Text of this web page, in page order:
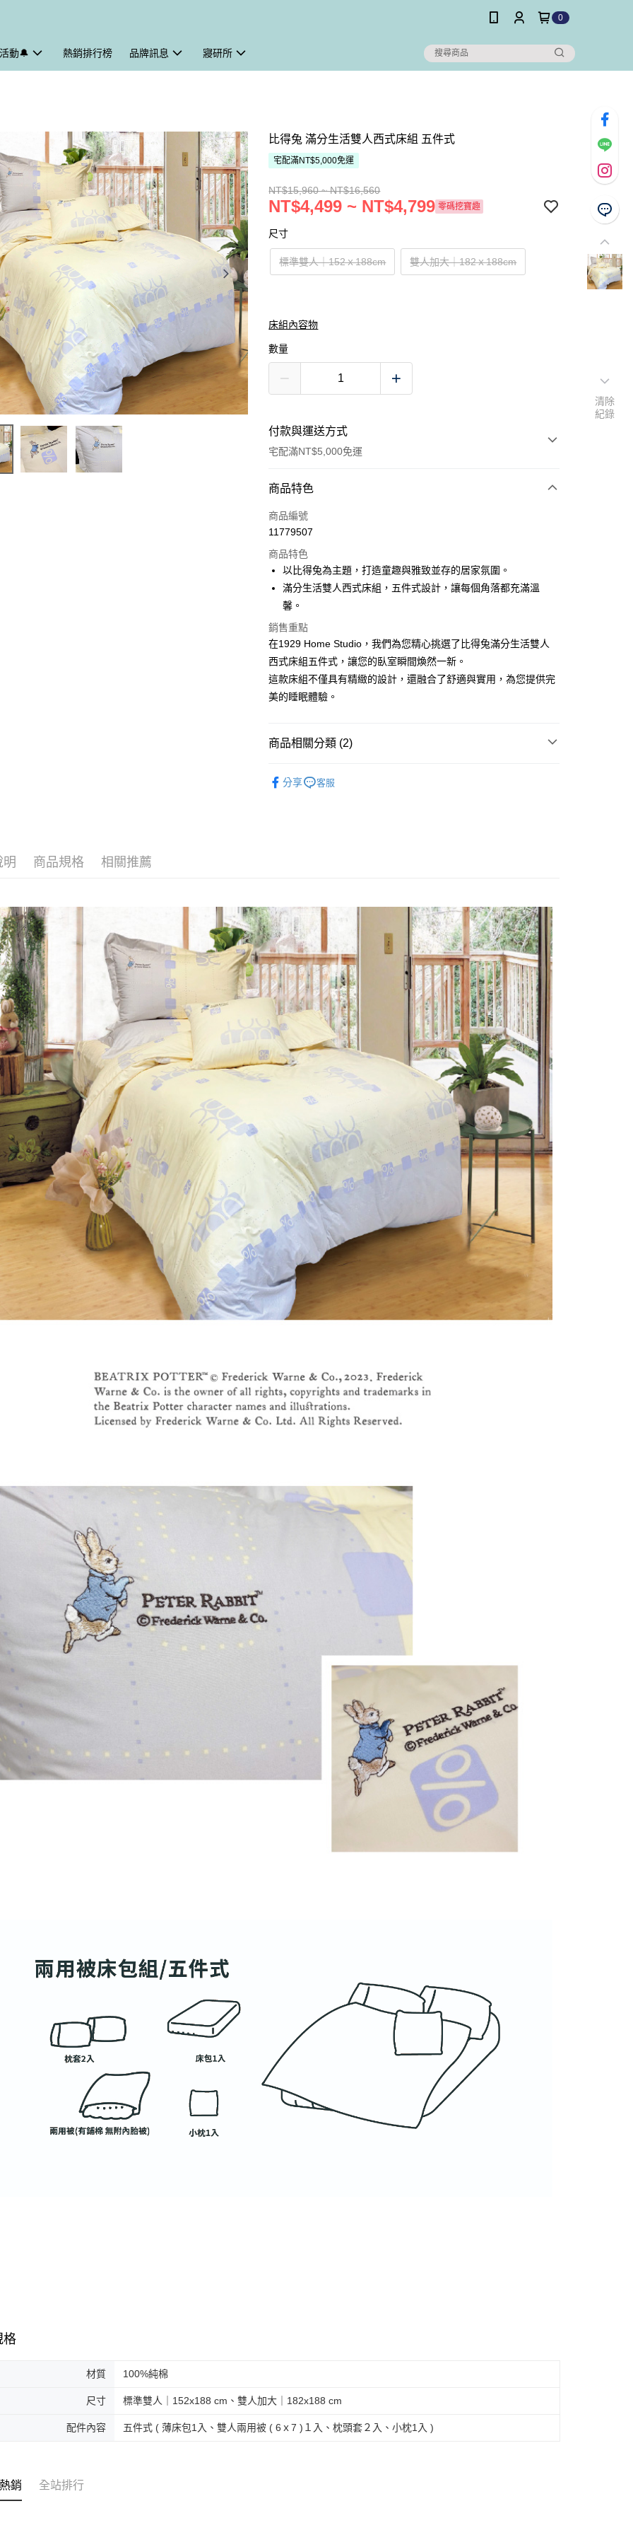
0
動🔔 熱銷排行榜 品牌訊息 寢研所
比得兔 滿分生活雙人西式床組 五件式
宅配滿NT$5,000免運
NT$15,960 ~ NT$16,560
NT$4,499 ~ NT$4,799 零碼挖寶趣
尺寸
標準雙人｜152ｘ188cm 雙人加大｜182ｘ188cm
床組內容物
數量
付款與運送方式
宅配滿NT$5,000免運
付款方式
信用卡一次付款
運送方式
新竹物流
每筆NT$100，滿NT$5,000(含以上)免運費
商品特色
商品編號
11779507
商品特色
以比得兔為主題，打造童趣與雅致並存的居家氛圍。
滿分生活雙人西式床組，五件式設計，讓每個角落都充滿溫
馨。
銷售重點
在1929 Home Studio，我們為您精心挑選了比得兔滿分生活雙人
西式床組五件式，讓您的臥室瞬間煥然一新。
這款床組不僅具有精緻的設計，還融合了舒適與實用，為您提供完
美的睡眠體驗。
商品相關分類 (2)
分享 客服
明 商品規格 相關推薦
格
材質 100%純棉
尺寸 標準雙人｜152x188 cm、雙人加大｜182x188 cm
配件內容 五件式 ( 薄床包1入、雙人兩用被 ( 6ｘ7 )１入、枕頭套２入、小枕1入 )
銷 全站排行
清除
紀錄